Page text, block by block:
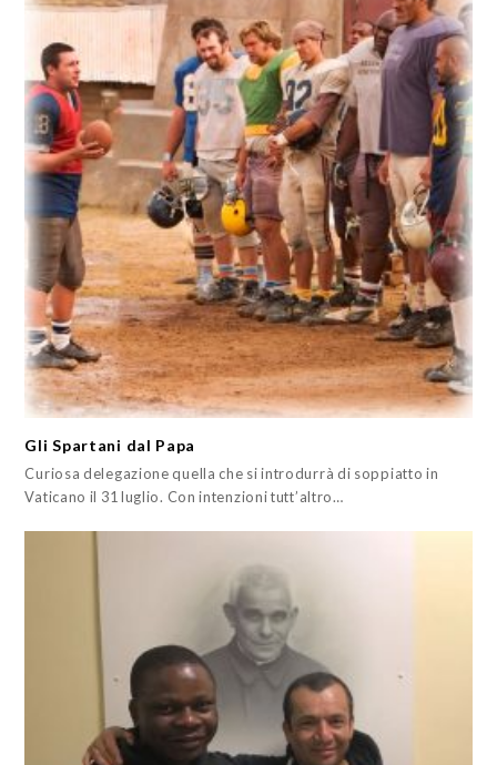
Gli Spartani dal Papa
Curiosa delegazione quella che si introdurrà di soppiatto in
Vaticano il 31 luglio. Con intenzioni tutt’altro…